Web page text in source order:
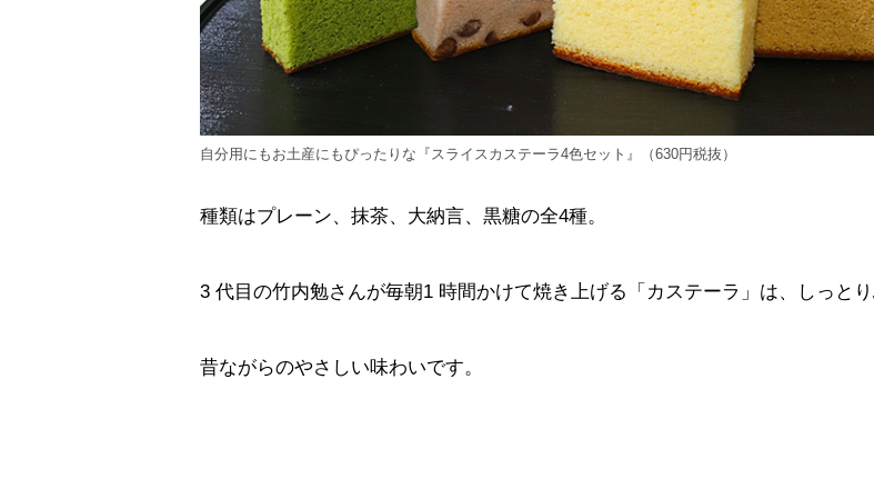
自分用にもお土産にもぴったりな『スライスカステーラ4色セット』（630円税抜）
種類はプレーン、抹茶、大納言、黒糖の全4種。
3 代目の竹内勉さんが毎朝1 時間かけて焼き上げる「カステーラ」は、しっとり
昔ながらのやさしい味わいです。